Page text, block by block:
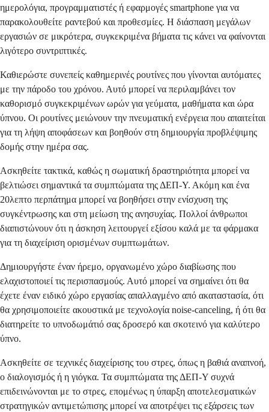
ημερολόγια, προγραμματιστές ή εφαρμογές smartphone για να
παρακολουθείτε ραντεβού και προθεσμίες. Η διάσπαση μεγάλων
εργασιών σε μικρότερα, συγκεκριμένα βήματα τις κάνει να φαίνονται
λιγότερο συντριπτικές.
Καθιερώστε συνεπείς καθημερινές ρουτίνες που γίνονται αυτόματες
με την πάροδο του χρόνου. Αυτό μπορεί να περιλαμβάνει τον
καθορισμό συγκεκριμένων ωρών για γεύματα, μαθήματα και ώρα
ύπνου. Οι ρουτίνες μειώνουν την πνευματική ενέργεια που απαιτείται
για τη λήψη αποφάσεων και βοηθούν στη δημιουργία προβλέψιμης
δομής στην ημέρα σας.
Ασκηθείτε τακτικά, καθώς η σωματική δραστηριότητα μπορεί να
βελτιώσει σημαντικά τα συμπτώματα της ΔΕΠ-Υ. Ακόμη και ένα
20λεπτο περπάτημα μπορεί να βοηθήσει στην ενίσχυση της
συγκέντρωσης και στη μείωση της ανησυχίας. Πολλοί άνθρωποι
διαπιστώνουν ότι η άσκηση λειτουργεί εξίσου καλά με τα φάρμακα
για τη διαχείριση ορισμένων συμπτωμάτων.
Δημιουργήστε έναν ήρεμο, οργανωμένο χώρο διαβίωσης που
ελαχιστοποιεί τις περισπασμούς. Αυτό μπορεί να σημαίνει ότι θα
έχετε έναν ειδικό χώρο εργασίας απαλλαγμένο από ακαταστασία, ότι
θα χρησιμοποιείτε ακουστικά με τεχνολογία noise-canceling, ή ότι θα
διατηρείτε το υπνοδωμάτιό σας δροσερό και σκοτεινό για καλύτερο
ύπνο.
Ασκηθείτε σε τεχνικές διαχείρισης του στρες, όπως η βαθιά αναπνοή,
ο διαλογισμός ή η γιόγκα. Τα συμπτώματα της ΔΕΠ-Υ συχνά
επιδεινώνονται με το στρες, επομένως η ύπαρξη αποτελεσματικών
στρατηγικών αντιμετώπισης μπορεί να αποτρέψει τις εξάρσεις των